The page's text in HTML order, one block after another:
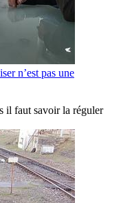
n’est pas une
il faut savoir la réguler